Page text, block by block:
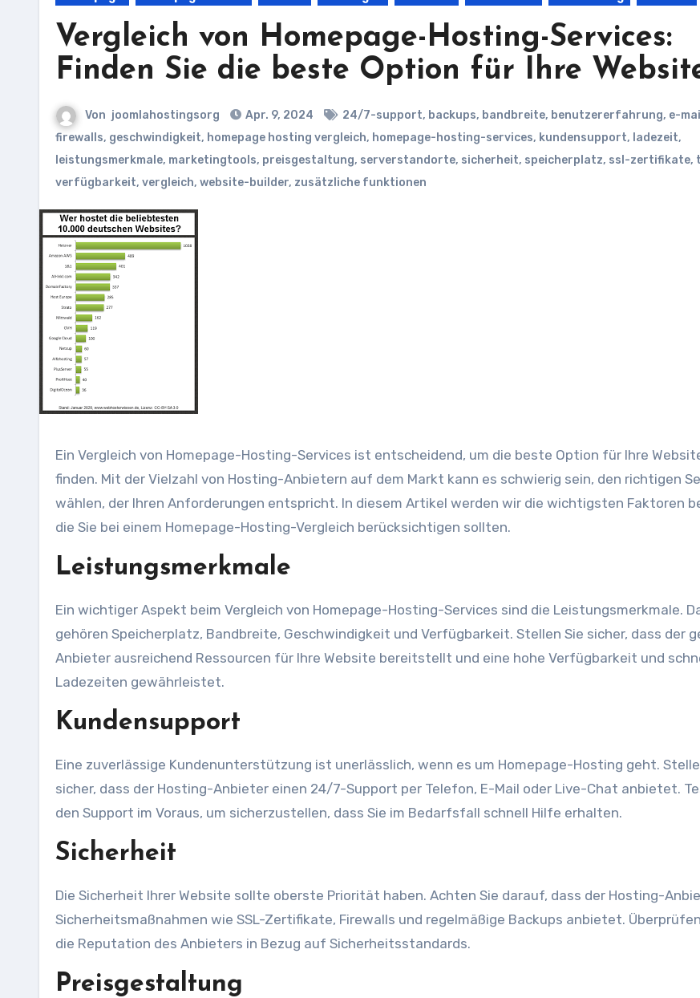
Vergleich von Homepage-Hosting-Services:
Finden Sie die beste Option für Ihre
Von joomlahostingsorg Apr. 9, 2024 24/7-support, backups, bandbreite, benutzererfahrung, e-
firewalls, geschwindigkeit, homepage hosting vergleich, homepage-hosting-services, kundensupport, ladezeit,
leistungsmerkmale, marketingtools, preisgestaltung, serverstandorte, sicherheit, speicherplatz, ssl-zertifikate,
verfügbarkeit, vergleich, website-builder, zusätzliche funktionen
Ein Vergleich von Homepage-Hosting-Services ist entscheidend, um die beste Option für Ihre
finden. Mit der Vielzahl von Hosting-Anbietern auf dem Markt kann es schwierig sein, den richtigen
wählen, der Ihren Anforderungen entspricht. In diesem Artikel werden wir die wichtigsten Faktoren
die Sie bei einem Homepage-Hosting-Vergleich berücksichtigen sollten.
Leistungsmerkmale
Ein wichtiger Aspekt beim Vergleich von Homepage-Hosting-Services sind die Leistungsmerkmale.
gehören Speicherplatz, Bandbreite, Geschwindigkeit und Verfügbarkeit. Stellen Sie sicher, dass der
Anbieter ausreichend Ressourcen für Ihre Website bereitstellt und eine hohe Verfügbarkeit und
Ladezeiten gewährleistet.
Kundensupport
Eine zuverlässige Kundenunterstützung ist unerlässlich, wenn es um Homepage-Hosting geht.
sicher, dass der Hosting-Anbieter einen 24/7-Support per Telefon, E-Mail oder Live-Chat anbietet.
den Support im Voraus, um sicherzustellen, dass Sie im Bedarfsfall schnell Hilfe erhalten.
Sicherheit
Die Sicherheit Ihrer Website sollte oberste Priorität haben. Achten Sie darauf, dass der Hosting-
Sicherheitsmaßnahmen wie SSL-Zertifikate, Firewalls und regelmäßige Backups anbietet.
die Reputation des Anbieters in Bezug auf Sicherheitsstandards.
Preisgestaltung